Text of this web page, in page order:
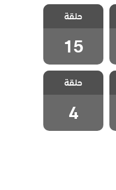
مسلسل حلم
اشرف الحلقة 15
حلقة
15
مسلسل حلم
اشرف الحلقة 4
حلقة
4